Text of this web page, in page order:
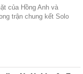
của Hồng Anh và
trận chung kết Solo